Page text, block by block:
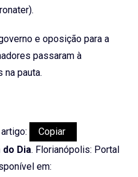
e oposição para a
passaram à
na pauta.
Copiar
do Dia. Florianópolis: Portal
em: